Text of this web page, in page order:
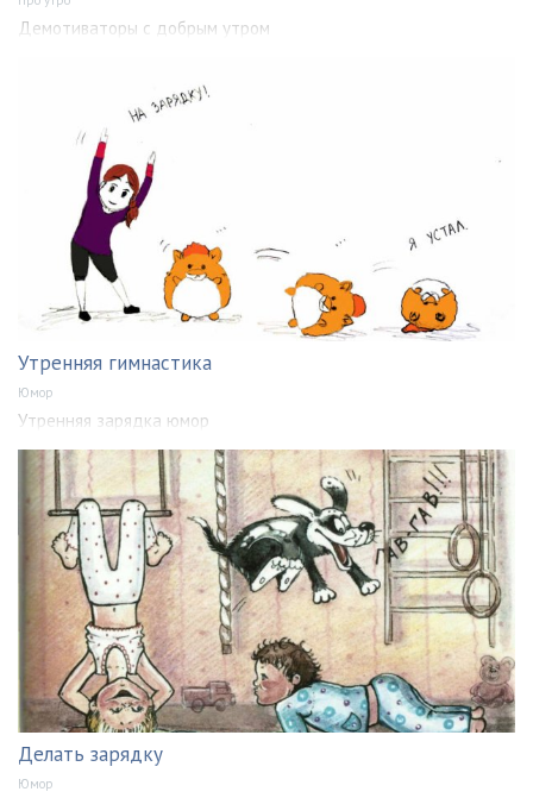
Демотиваторы с добрым утром
Утренняя гимнастика
Юмор
Утренняя зарядка юмор
Делать зарядку
Юмор